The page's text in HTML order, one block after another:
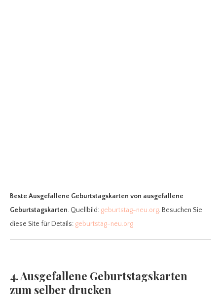
Beste Ausgefallene Geburtstagskarten von ausgefallene
Geburtstagskarten. Quellbild: geburtstag-neu.org. Besuchen Sie
diese Site für Details: geburtstag-neu.org
4. Ausgefallene Geburtstagskarten
zum selber drucken